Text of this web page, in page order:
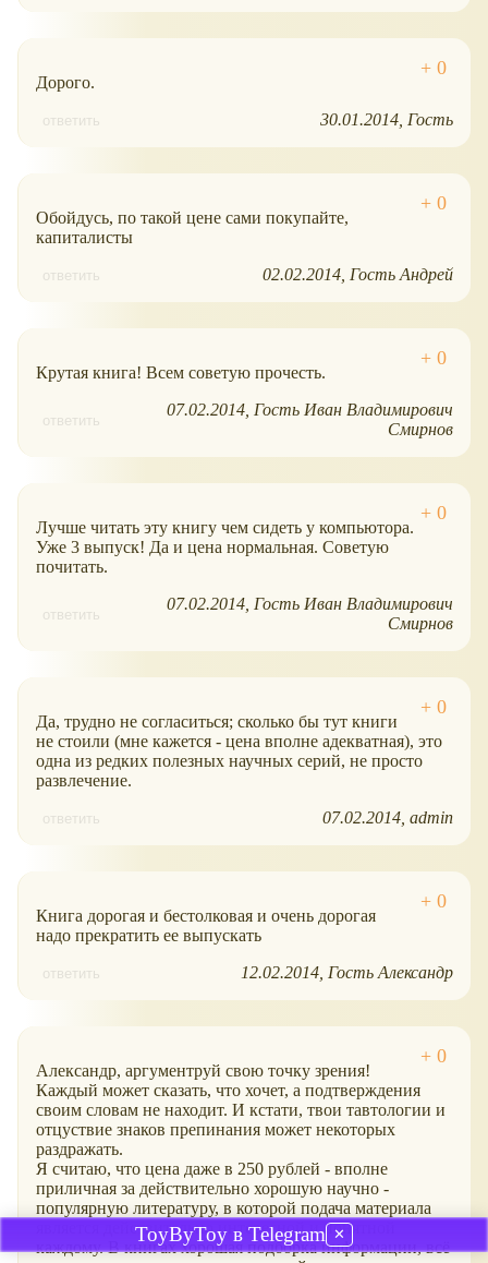
Дорого.
ответить 30.01.2014 Гость
Обойдусь, по такой цене сами покупайте,
капиталисты
ответить 02.02.2014 Гость Андрей
Крутая книга! Всем советую прочесть.
ответить
07.02.2014 Гость Иван Владимирович
Смирнов
Лучше читать эту книгу чем сидеть у компьютора.
Уже 3 выпуск! Да и цена нормальная. Советую
почитать.
ответить
07.02.2014 Гость Иван Владимирович
Смирнов
Да, трудно не согласиться; сколько бы тут книги
не стоили (мне кажется - цена вполне адекватная), это
одна из редких полезных научных серий, не просто
развлечение.
ответить 07.02.2014 admin
Книга дорогая и бестолковая и очень дорогая
надо прекратить ее выпускать
ответить 12.02.2014 Гость Александр
Александр, аргументруй свою точку зрения!
Каждый может сказать, что хочет, а подтверждения
своим словам не находит. И кстати, твои тавтологии и
отцуствие знаков препинания может некоторых
раздражать.
Я считаю, что цена даже в 250 рублей - вполне
приличная за действительно хорошую научно -
популярную литературу, в которой подача материала
является действительно интересной и понятной
каждому. В книгах хорошая подборка информации, всё
ToyByToy в Telegram ✕